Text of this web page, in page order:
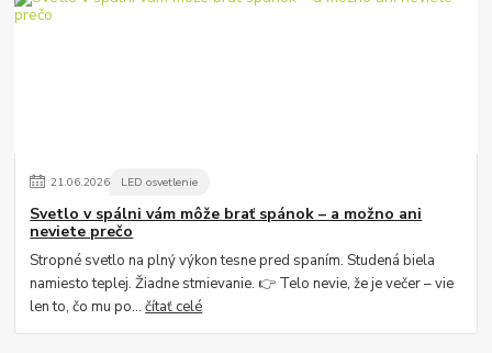
21.06.2026 LED osvetlenie
Svetlo v spálni vám môže brať spánok – a možno ani
neviete prečo
Stropné svetlo na plný výkon tesne pred spaním. Studená biela
namiesto teplej. Žiadne stmievanie. 👉 Telo nevie, že je večer – vie
len to, čo mu po...čítať celé